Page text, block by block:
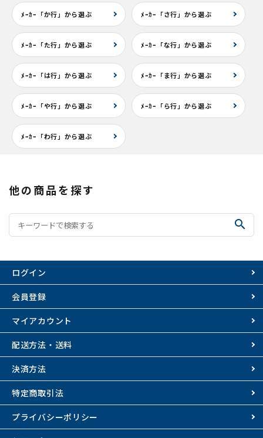
ﾒｰｶｰ「か行」から選ぶ ﾒｰｶｰ「さ行」から選ぶ
ﾒｰｶｰ「た行」から選ぶ ﾒｰｶｰ「な行」から選ぶ
ﾒｰｶｰ「は行」から選ぶ ﾒｰｶｰ「ま行」から選ぶ
ﾒｰｶｰ「や行」から選ぶ ﾒｰｶｰ「ら行」から選ぶ
ﾒｰｶｰ「わ行」から選ぶ
他の商品を探す
search
ログイン
会員登録
マイアカウント
配送方法・送料
決済方法
特定商取引法
プライバシーポリシー